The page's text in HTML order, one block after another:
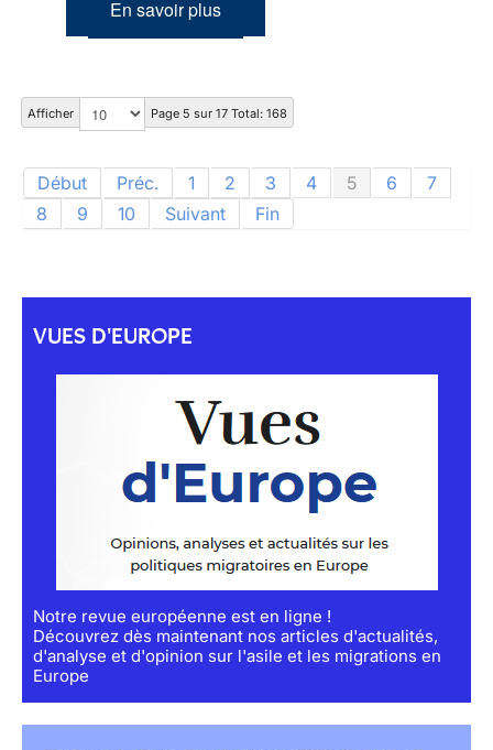
En savoir plus
Afficher Page 5 sur 17 Total: 168
Début Préc. 1 2 3 4 5 6
7
8
9 10 Suivant Fin
VUES D'EUROPE
Notre revue européenne est en ligne !
Découvrez dès maintenant nos articles d'actualités,
d'analyse et d'opinion sur l'asile et les migrations en
Europe